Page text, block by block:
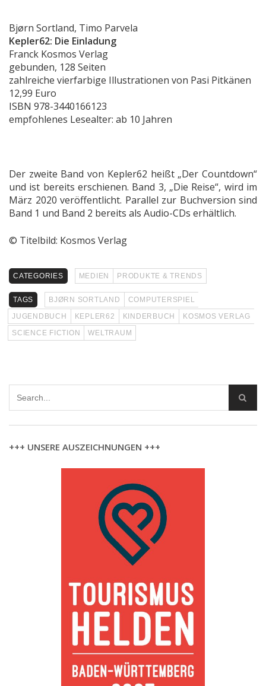
Bjørn Sortland, Timo Parvela
Kepler62: Die Einladung
Franck Kosmos Verlag
gebunden, 128 Seiten
zahlreiche vierfarbige Illustrationen von Pasi Pitkänen
12,99 Euro
ISBN 978-3440166123
empfohlenes Lesealter: ab 10 Jahren
Der zweite Band von Kepler62 heißt „Der Countdown“
und ist bereits erschienen. Band 3, „Die Reise“, wird im
März 2020 veröffentlicht. Parallel zur Buchversion sind
Band 1 und Band 2 bereits als Audio-CDs erhältlich.
© Titelbild: Kosmos Verlag
CATEGORIES MEDIEN PRODUKTE & TRENDS
TAGS BJØRN SORTLAND
COMPUTERSPIEL
JUGENDBUCH
KEPLER62 KINDERBUCH
KOSMOS VERLAG
SCIENCE FICTION
WELTRAUM
+++ UNSERE AUSZEICHNUNGEN +++